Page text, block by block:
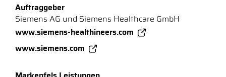
Auftraggeber
Siemens AG und Siemens Healthcare GmbH
www.siemens-healthineers.com
www.siemens.com